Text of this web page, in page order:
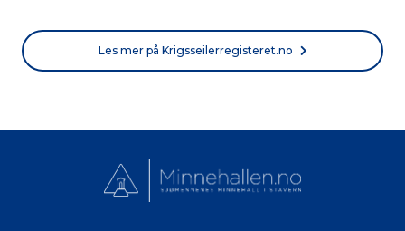
Les mer på Krigsseilerregisteret.no